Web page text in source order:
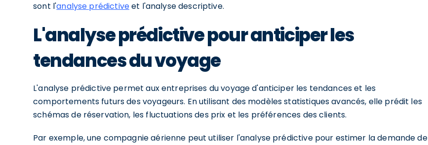
sont l'analyse prédictiveet l'analyse descriptive.
L'analyse prédictive pour anticiper les
tendances du voyage
L'analyse prédictive permet aux entreprises du voyage d'anticiper les tendances et les
comportements futurs des voyageurs. En utilisant des modèles statistiques avancés, elle prédit les
schémas de réservation, les fluctuations des prix et les préférences des clients.
Par exemple, une compagnie aérienne peut utiliser l'analyse prédictive pour estimer la demande de